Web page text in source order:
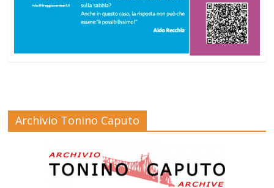
Archivio Tonino Caputo